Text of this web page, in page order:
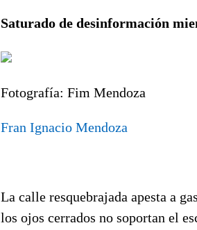
Saturado de desinformación
Fotografía: Fim Mendoza
Fran Ignacio Mendoza
La calle resquebrajada apesta a
los ojos cerrados no soportan el